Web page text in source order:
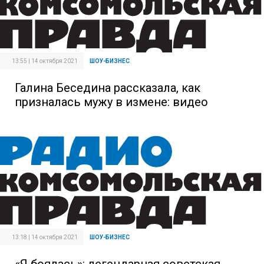
13:55 | 14 октября 2021 ШОУ-БИЗНЕС
Галина Беседина рассказала, как
призналась мужу в измене: видео
13:18 | 14 октября 2021 ШОУ-БИЗНЕС